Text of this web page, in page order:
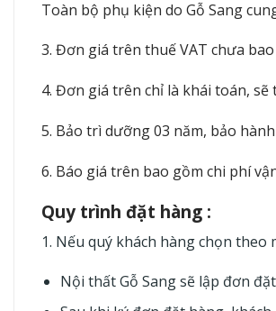
Toàn bộ phụ kiện do Gỗ Sang
3. Đơn giá trên thuế VAT chưa
4. Đơn giá trên chỉ là khái toán,
5. Bảo trì dưỡng 03 năm, bảo
6. Báo giá trên bao gồm chi phí
Quy trình đặt hàng :
1. Nếu quý khách hàng chọn theo
Nội thất Gỗ Sang sẽ lập đơn